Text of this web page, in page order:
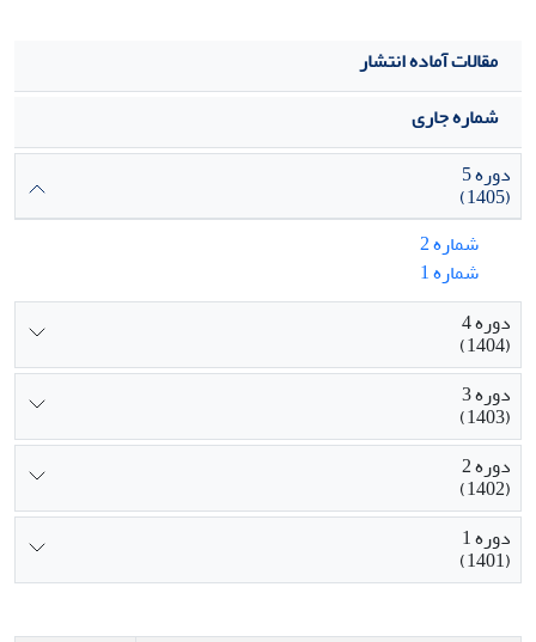
مقالات آماده انتشار
شماره جاری
دوره 5
(1405)
شماره 2
شماره 1
دوره 4
(1404)
دوره 3
(1403)
دوره 2
(1402)
دوره 1
(1401)